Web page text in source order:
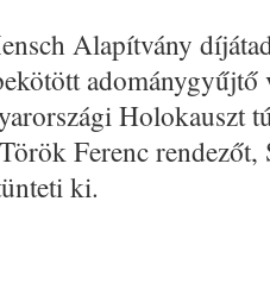
Alapítvány
adománygyűjtő
Holokauszt
Ferenc
ki.